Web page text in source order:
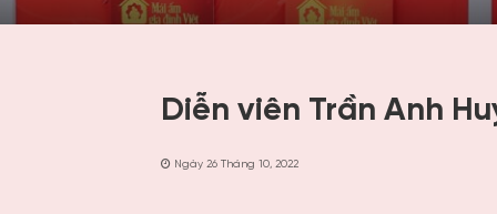
Diễn viên Trần Anh
Ngày 26 Tháng 10, 2022